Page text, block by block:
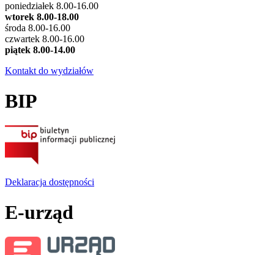
poniedziałek 8.00-16.00
wtorek 8.00-18.00
środa 8.00-16.00
czwartek 8.00-16.00
piątek 8.00-14.00
Kontakt do wydziałów
BIP
Deklaracja dostępności
E-urząd